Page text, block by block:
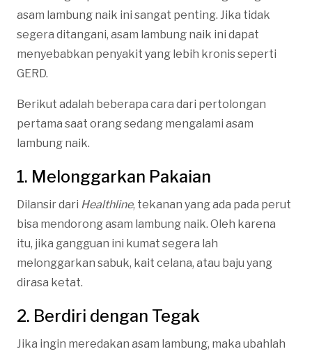
asam lambung naik ini sangat penting. Jika tidak
segera ditangani, asam lambung naik ini dapat
menyebabkan penyakit yang lebih kronis seperti
GERD.
Berikut adalah beberapa cara dari pertolongan
pertama saat orang sedang mengalami asam
lambung naik.
1. Melonggarkan Pakaian
Dilansir dari Healthline, tekanan yang ada pada perut
bisa mendorong asam lambung naik. Oleh karena
itu, jika gangguan ini kumat segera lah
melonggarkan sabuk, kait celana, atau baju yang
dirasa ketat.
2. Berdiri dengan Tegak
Jika ingin meredakan asam lambung, maka ubahlah